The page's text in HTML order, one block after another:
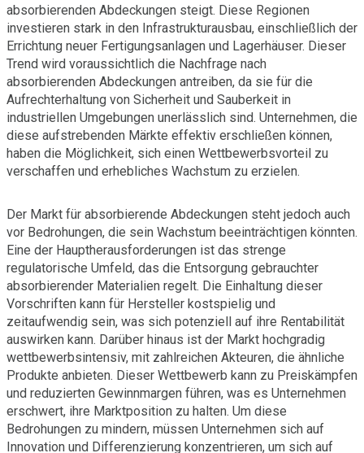
absorbierenden Abdeckungen steigt. Diese Regionen
investieren stark in den Infrastrukturausbau, einschließlich der
Errichtung neuer Fertigungsanlagen und Lagerhäuser. Dieser
Trend wird voraussichtlich die Nachfrage nach
absorbierenden Abdeckungen antreiben, da sie für die
Aufrechterhaltung von Sicherheit und Sauberkeit in
industriellen Umgebungen unerlässlich sind. Unternehmen, die
diese aufstrebenden Märkte effektiv erschließen können,
haben die Möglichkeit, sich einen Wettbewerbsvorteil zu
verschaffen und erhebliches Wachstum zu erzielen.
Der Markt für absorbierende Abdeckungen steht jedoch auch
vor Bedrohungen, die sein Wachstum beeinträchtigen könnten.
Eine der Hauptherausforderungen ist das strenge
regulatorische Umfeld, das die Entsorgung gebrauchter
absorbierender Materialien regelt. Die Einhaltung dieser
Vorschriften kann für Hersteller kostspielig und
zeitaufwendig sein, was sich potenziell auf ihre Rentabilität
auswirken kann. Darüber hinaus ist der Markt hochgradig
wettbewerbsintensiv, mit zahlreichen Akteuren, die ähnliche
Produkte anbieten. Dieser Wettbewerb kann zu Preiskämpfen
und reduzierten Gewinnmargen führen, was es Unternehmen
erschwert, ihre Marktposition zu halten. Um diese
Bedrohungen zu mindern, müssen Unternehmen sich auf
Innovation und Differenzierung konzentrieren, um sich auf